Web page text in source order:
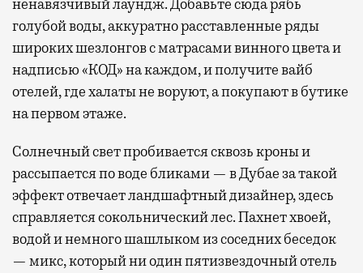
ненавязчивый лаундж. Добавьте сюда рябь
голубой воды, аккуратно расставленные ряды
широких шезлонгов с матрасами винного цвета и
надписью «КОД» на каждом, и получите вайб
отелей, где халаты не воруют, а покупают в бутике
на первом этаже.
Солнечный свет пробивается сквозь кроны и
рассыпается по воде бликами — в Дубае за такой
эффект отвечает ландшафтный дизайнер, здесь
справляется сокольнический лес. Пахнет хвоей,
водой и немного шашлыком из соседних беседок
— микс, который ни один пятизвездочный отель